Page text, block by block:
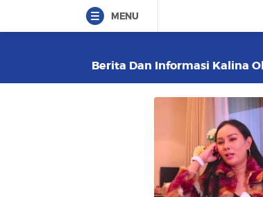
MENU
Berita Dan Informasi Kalina